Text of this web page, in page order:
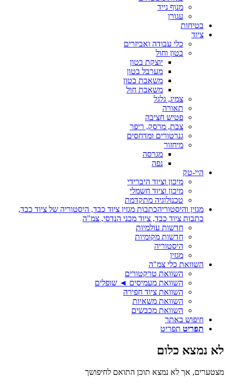
מנוף נייד
עגורן
בטיחות
ציוד
כלי עבודה ואביזרים
בטון וחול
יוצקת בטון
מערבל בטון
משאבת בטון
משאבת חול
צמיג, גלגל
תאורה
פטיש חציבה
צבת, מרסק, ריפר
גנרטורים ומדחסים
מיחזור
מגרסה
נפה
היי-טק
מיכון וציוד היברידי
מיכון וציוד חשמלי
טכנולוגיה מתקדמת
מגזין והיסטוריהכתבות מגזין ציוד כבד, היסטוריה של ציוד כבד,
כתבות ציוד כבד, ציוד מכני הנדסי, צמ"ה
חדשות עולמיות
חדשות מקומיות
היסטוריה
מגזין
השוואת כלי צמ"ה
השוואת טרקטורים
השוואת מעמיסים ◄ שופלים
השוואת ציוד חפירה
השוואת משאיות
השוואת מכבשים
חיפוש באתר
תפריט תפריט
לא נמצא כלום
מצטערים, אך לא נמצא תוכן התואם לחיפושך